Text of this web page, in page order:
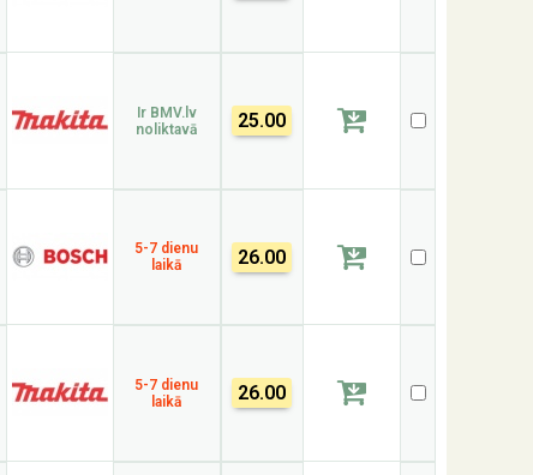
Ir BMV.lv
noliktavā
25.00
5-7 dienu
laikā
26.00
5-7 dienu
laikā
26.00